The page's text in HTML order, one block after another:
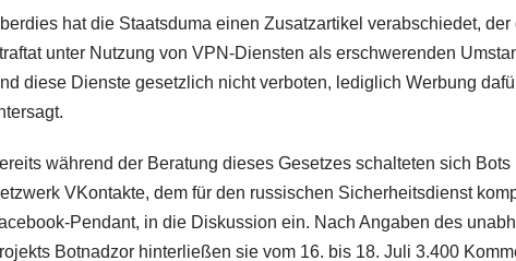
hat die Staatsduma einen Zusatzartikel verabschiedet,
unter Nutzung von VPN-Diensten als erschwerenden
diese Dienste gesetzlich nicht verboten, lediglich Werbung
während der Beratung dieses Gesetzes schalteten sich Bots
VKontakte, dem für den russischen Sicherheitsdienst
Pendant, in die Diskussion ein. Nach Angaben des
Botnadzor hinterließen sie vom 16. bis 18. Juli 3.400